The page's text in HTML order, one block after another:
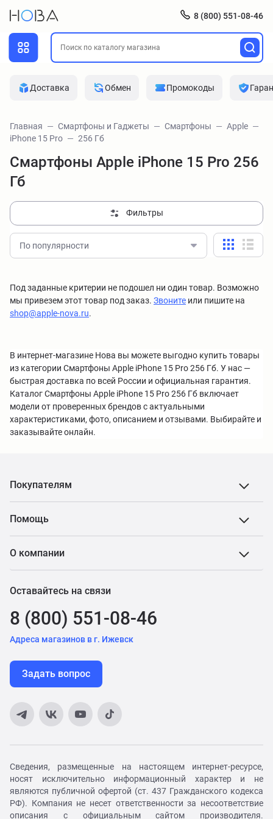
8 (800) 551-08-46
Доставка Обмен Промокоды
Главная Смартфоны и Гаджеты Смартфоны
Apple
iPhone 15 Pro
256 Гб
Смартфоны Apple iPhone 15 Pro 256
Гб
Фильтры
По популярности
Под заданные критерии не подошел ни один товар. Возможно
мы привезем этот товар под заказ. Звоните или пишите на
shop@apple-nova.ru.
В интернет-магазине Нова вы можете выгодно купить товары
из категории Смартфоны Apple iPhone 15 Pro 256 Гб. У нас —
быстрая доставка по всей России и официальная гарантия.
Каталог Смартфоны Apple iPhone 15 Pro 256 Гб включает
модели от проверенных брендов с актуальными
характеристиками, фото, описанием и отзывами. Выбирайте и
заказывайте онлайн.
Покупателям
Помощь
О компании
Оставайтесь на связи
8 (800) 551-08-46
Адреса магазинов в г. Ижевск
Задать вопрос
Сведения, размещенные на настоящем интернет-ресурсе,
носят исключительно информационный характер и не
являются публичной офертой (ст. 437 Гражданского кодекса
РФ). Компания не несет ответственности за несоответствие
описания с официальным сайтом производителя.